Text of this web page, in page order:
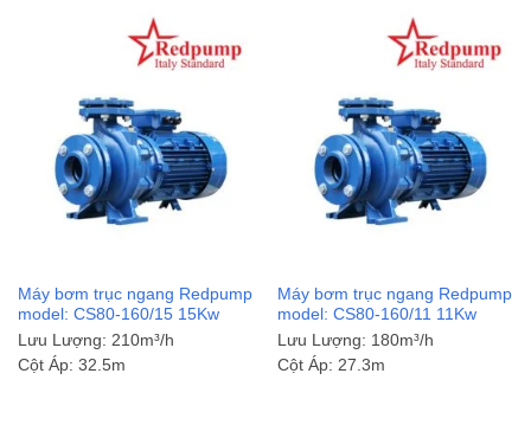
Máy bơm trục ngang Redpump
model: CS80-160/15 15Kw
Lưu Lượng: 210m³/h
Cột Áp: 32.5m
Máy bơm trục ngang Redpump
model: CS80-160/11 11Kw
Lưu Lượng: 180m³/h
Cột Áp: 27.3m